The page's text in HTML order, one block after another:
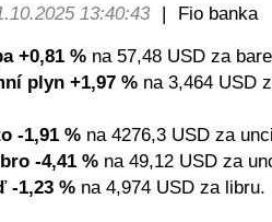
13:40:43 |
Fio banka
+0,81 % na 57,48 USD za
plyn +1,97 % na 3,464 USD
-1,91 % na 4276,3 USD za
-4,41 % na 49,12 USD za
-1,23 % na 4,974 USD za libru.